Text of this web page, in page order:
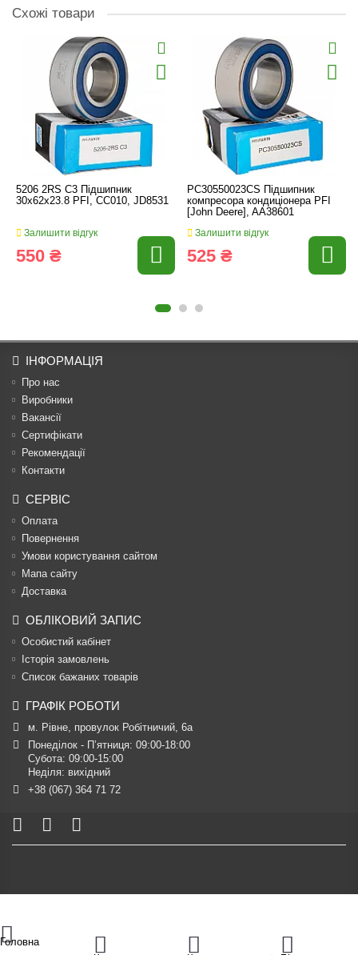
Схожі товари
5206 2RS C3 Підшипник
30x62x23.8 PFI, CC010, JD8531
Залишити відгук
550 ₴
PC30550023CS Підшипник
компресора кондиціонера PFI
[John Deere], AA38601
Залишити відгук
525 ₴
ІНФОРМАЦІЯ
Про нас
Виробники
Вакансії
Сертифікати
Рекомендації
Контакти
СЕРВІС
Оплата
Повернення
Умови користування сайтом
Мапа сайту
Доставка
ОБЛІКОВИЙ ЗАПИС
Особистий кабінет
Історія замовлень
Список бажаних товарів
ГРАФІК РОБОТИ
м. Рівне, провулок Робітничий, 6а
Понеділок - П’ятниця: 09:00-18:00
Субота: 09:00-15:00
Неділя: вихідний
+38 (067) 364 71 72
Головна